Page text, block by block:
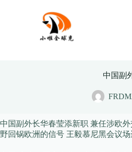
中国副
中国副外长华春莹添新职 兼任涉欧
野回锅欧洲的信号 王毅慕尼黑会议